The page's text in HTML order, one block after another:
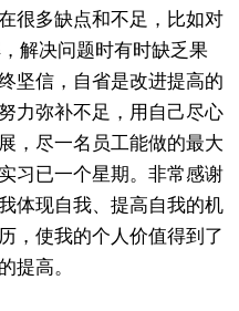
很多缺点和不足，比如对
解决问题时有时缺乏果
坚信，自省是改进提高的
力弥补不足，用自己尽心
，尽一名员工能做的最大
习已一个星期。非常感谢
体现自我、提高自我的机
，使我的个人价值得到了
提高。